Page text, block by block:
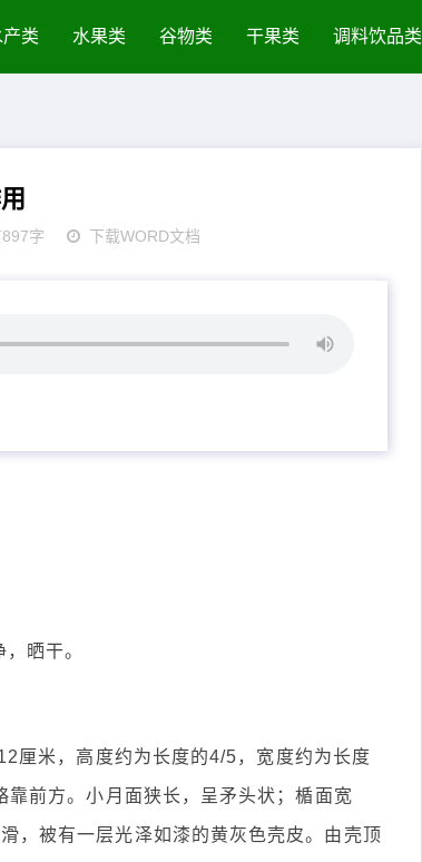
产类 水果类 谷物类 干果类 调料饮品类
字 下载WORD文档
晒干。
厘米，高度约为长度的4/5，宽度约为长度
前方。小月面狭长，呈矛头状；楯面宽
，被有一层光泽如漆的黄灰色壳皮。由壳顶